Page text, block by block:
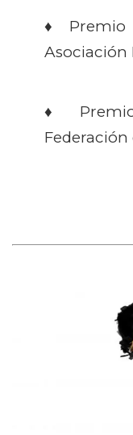
♦ Premio
Asociación
♦
Federación